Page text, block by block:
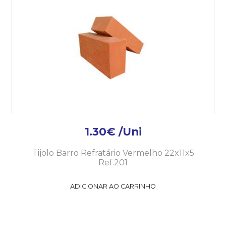
1.30€ /Uni
Tijolo Barro Refratário Vermelho 22x11x5
Ref.201
ADICIONAR AO CARRINHO